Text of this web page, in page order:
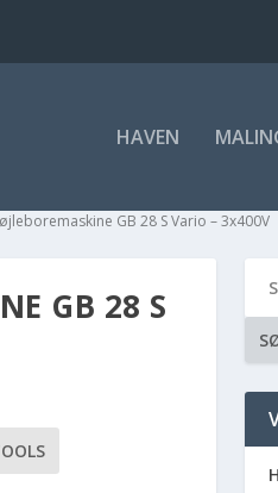
HAVEN
GB 28 S Vario – 3x400V
GB 28 S